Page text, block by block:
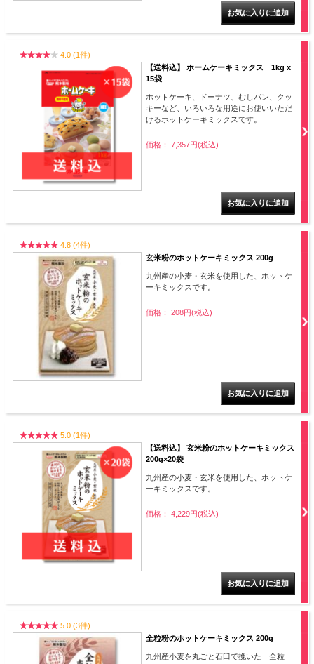
4.0 (1件)
【送料込】 ホームケーキミックス 1kg x
15袋
ホットケーキ、ドーナツ、むしパン、クッ
キーなど、いろいろな用途にお使いいただ
けるホットケーキミックスです。
価格： 7,357円(税込)
4.8 (4件)
玄米粉のホットケーキミックス 200g
九州産の小麦・玄米を使用した、ホットケ
ーキミックスです。
価格： 208円(税込)
5.0 (1件)
【送料込】 玄米粉のホットケーキミックス
200g×20袋
九州産の小麦・玄米を使用した、ホットケ
ーキミックスです。
価格： 4,229円(税込)
5.0 (3件)
全粒粉のホットケーキミックス 200g
九州産小麦を丸ごと石臼で挽いた「全粒